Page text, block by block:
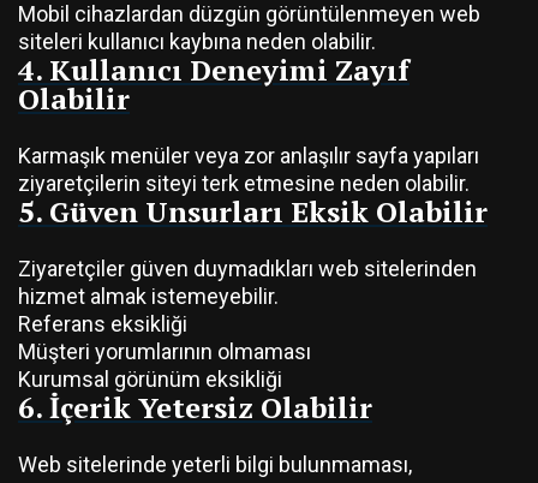
Mobil cihazlardan düzgün görüntülenmeyen web
siteleri kullanıcı kaybına neden olabilir.
4. Kullanıcı Deneyimi Zayıf
Olabilir
Karmaşık menüler veya zor anlaşılır sayfa yapıları
ziyaretçilerin siteyi terk etmesine neden olabilir.
5. Güven Unsurları Eksik Olabilir
Ziyaretçiler güven duymadıkları web sitelerinden
hizmet almak istemeyebilir.
Referans eksikliği
Müşteri yorumlarının olmaması
Kurumsal görünüm eksikliği
6. İçerik Yetersiz Olabilir
Web sitelerinde yeterli bilgi bulunmaması,